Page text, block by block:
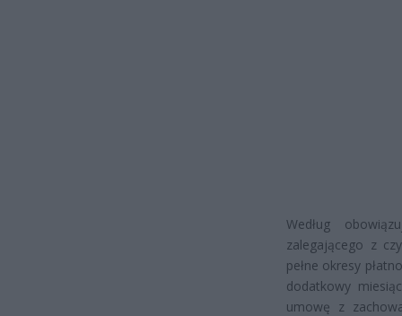
Według
zalegającego z
pełne okresy
dodatkowy
umowę z